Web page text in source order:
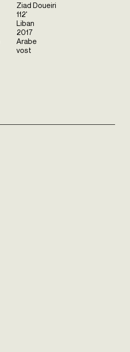
Ziad Doueiri
112'
Liban
2017
Arabe
vost